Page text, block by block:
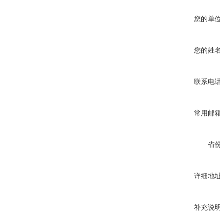
您的单
您的姓
联系电
常用邮
省
详细地
补充说